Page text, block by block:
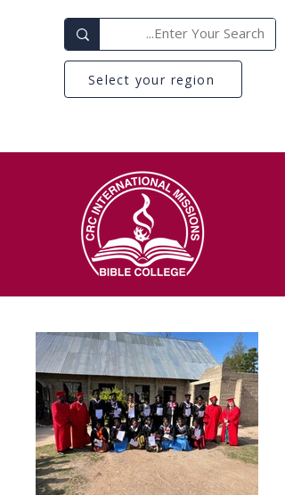
Select your region